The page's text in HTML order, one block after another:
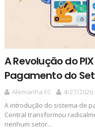
A Revolução do
Pagamento do
Alemanha FC
4/27/2026
A introdução do sistema de
Central transformou
nenhum setor...